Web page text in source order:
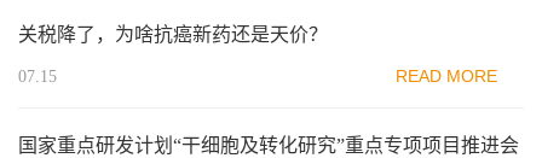
关税降了，为啥抗癌新药还是天价？
07.15 READ MORE
国家重点研发计划“干细胞及转化研究”重点专项项目推进会